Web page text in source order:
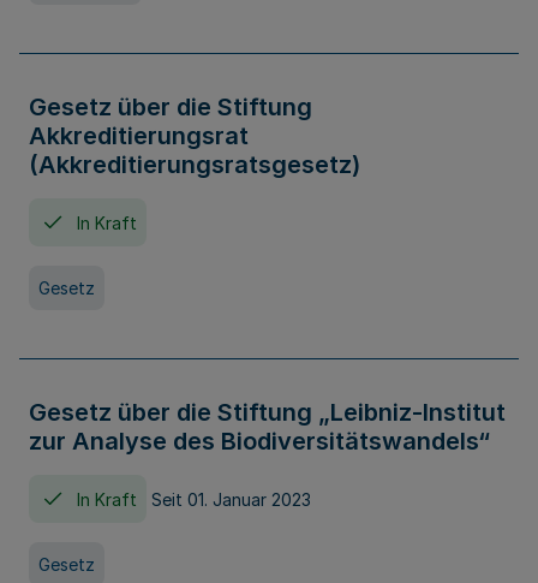
Gesetz über die Stiftung
Akkreditierungsrat
(Akkreditierungsratsgesetz)
In Kraft
Gesetz
Gesetz über die Stiftung „Leibniz-Institut
zur Analyse des Biodiversitätswandels“
In Kraft Seit 01. Januar 2023
Gesetz